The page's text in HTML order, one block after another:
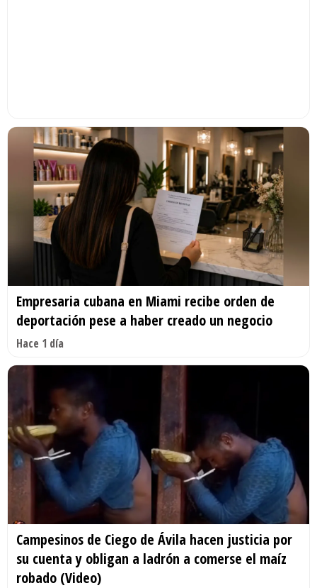
Empresaria cubana en Miami recibe orden de
deportación pese a haber creado un negocio
Hace 1 día
Campesinos de Ciego de Ávila hacen justicia por
su cuenta y obligan a ladrón a comerse el maíz
robado (Video)